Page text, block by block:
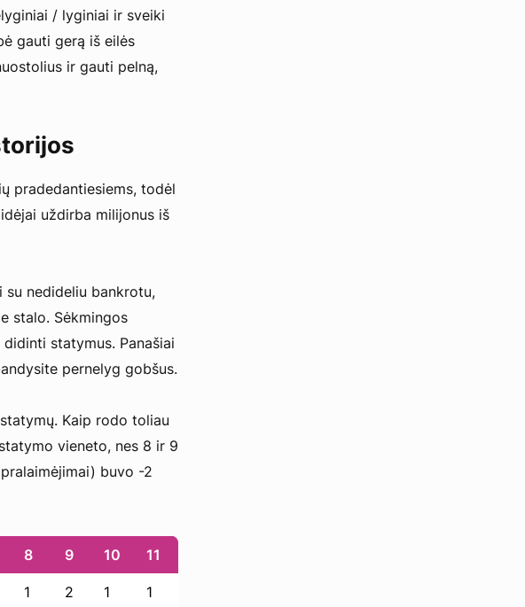
/ lyginiai ir sveiki
gauti gerą iš eilės
ir gauti pelną,
pradedantiesiems, todėl
uždirba milijonus iš
nedideliu bankrotu,
stalo. Sėkmingos
statymus. Panašiai
pernelyg gobšus.
Kaip rodo toliau
vieneto, nes 8 ir 9
buvo -2
8 9 10 11
1 2 1 1